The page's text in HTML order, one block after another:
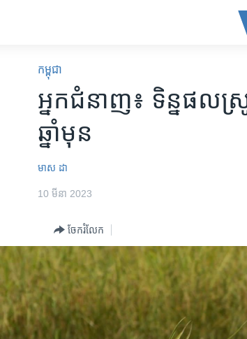
កម្ពុជា
អ្នក​ជំនាញ៖ ​ទិន្នផល​ស្រូវ​
ឆ្នាំ​មុន​
មាស​ ដា
10 មីនា 2023
ចែករំលែក